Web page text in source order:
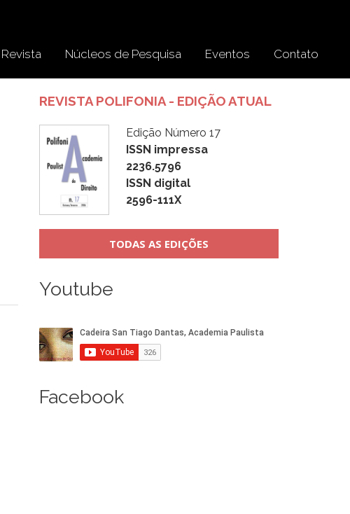
Revista Núcleos de Pesquisa Eventos Contato
REVISTA POLIFONIA - EDIÇÃO ATUAL
Edição Número 17
ISSN impressa
2236.5796
ISSN digital
2596-111X
TODAS AS EDIÇÕES
Youtube
Facebook